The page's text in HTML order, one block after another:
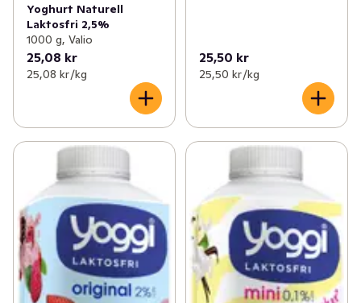
Yoghurt Naturell
Laktosfri 2,5%
1000 g, Valio
25,08 kr
25,08 kr /kg
25,50 kr
25,50 kr /kg